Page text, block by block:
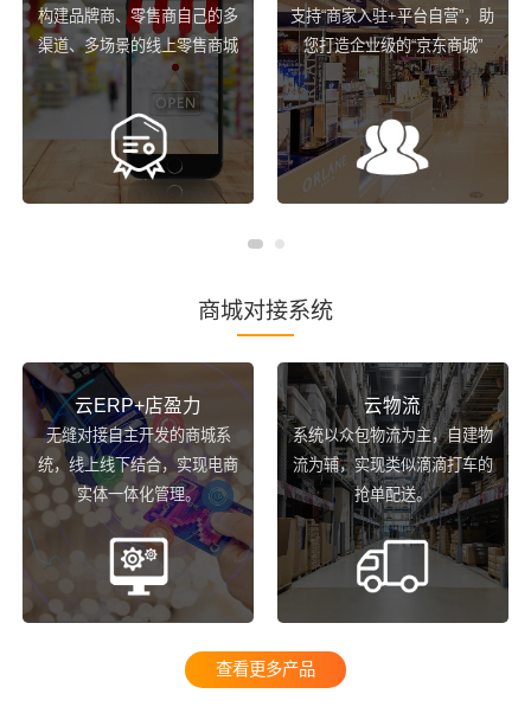
构建品牌商、零售商自己的多
渠道、多场景的线上零售商城
支持“商家入驻+平台自营”，助
您打造企业级的“京东商城”
商城对接系统
云ERP+店盈力
无缝对接自主开发的商城系
统，线上线下结合，实现电商
实体一体化管理。
云物流
系统以众包物流为主，自建物
流为辅，实现类似滴滴打车的
抢单配送。
查看更多产品